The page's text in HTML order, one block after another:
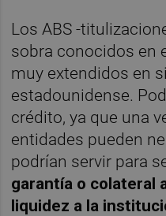
Los ABS -
sobra conocidos en
muy extendidos en
estadounidense.
crédito, ya que una
entidades pueden
podrían servir para
garantía o colateral
liquidez a la